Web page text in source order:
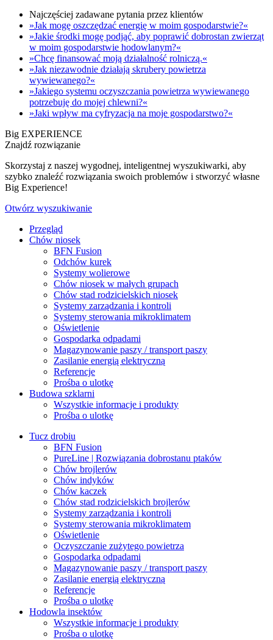
Najczęściej zadawane pytania przez klientów
»Jak mogę oszczędzać energię w moim gospodarstwie?«
»Jakie środki mogę podjąć, aby poprawić dobrostan zwierząt
w moim gospodarstwie hodowlanym?«
»Chcę finansować moją działalność rolniczą.«
»Jak niezawodnie działają skrubery powietrza
wywiewanego?«
»Jakiego systemu oczyszczania powietrza wywiewanego
potrzebuję do mojej chlewni?«
»Jaki wpływ ma cyfryzacja na moje gospodarstwo?«
Big EXPERIENCE
Znajdź rozwiązanie
Skorzystaj z naszej wygodnej, inteligentnej wyszukiwarki, aby
szybko znaleźć rozwiązania swoich problemów i stworzyć własne
Big Experience!
Otwórz wyszukiwanie
Przegląd
Chów niosek
BFN Fusion
Odchów kurek
Systemy wolierowe
Chów niosek w małych grupach
Chów stad rodzicielskich niosek
Systemy zarządzania i kontroli
Systemy sterowania mikroklimatem
Oświetlenie
Gospodarka odpadami
Magazynowanie paszy / transport paszy
Zasilanie energią elektryczną
Referencje
Prośba o ulotkę
Budowa szklarni
Wszystkie informacje i produkty
Prośba o ulotkę
Tucz drobiu
BFN Fusion
PureLine | Rozwiązania dobrostanu ptaków
Chów brojlerów
Chów indyków
Chów kaczek
Chów stad rodzicielskich brojlerów
Systemy zarządzania i kontroli
Systemy sterowania mikroklimatem
Oświetlenie
Oczyszczanie zużytego powietrza
Gospodarka odpadami
Magazynowanie paszy / transport paszy
Zasilanie energią elektryczną
Referencje
Prośba o ulotkę
Hodowla insektów
Wszystkie informacje i produkty
Prośba o ulotkę